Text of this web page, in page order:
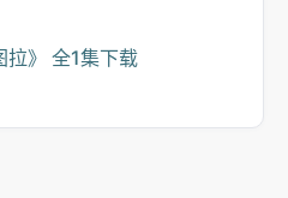
拉》 全1集下载